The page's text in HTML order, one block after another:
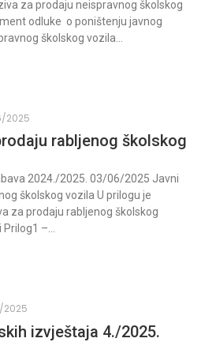
za prodaju neispravnog školskog
odluke o poništenju javnog
školskog vozila...
2025
rabljenog školskog
2024./2025. 03/06/2025 Javni
školskog vozila U prilogu je
za prodaju rabljenog školskog
–...
2025
izvještaja 4./2025.